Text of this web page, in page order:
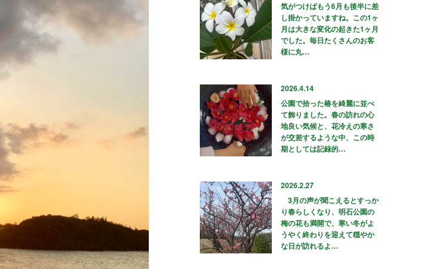
気がつけばもう6月も後半に差
し掛かっていますね。この1ヶ
月は大きな変化の起きた1ヶ月
でした。毎日たくさんのお客
様に丸…
2026.4.14
公園で拾った椿を綺麗に並べ
て飾りました。春の訪れの心
地良い気候と、花冷えの寒さ
が交差するような中、この時
期としては記録的…
2026.2.27
3月の声が聞こえるとすっか
り春らしくなり、明石公園の
梅の花も満開で、寒い冬がよ
うやく終わりを迎えて穏やか
な日が訪れるよ…